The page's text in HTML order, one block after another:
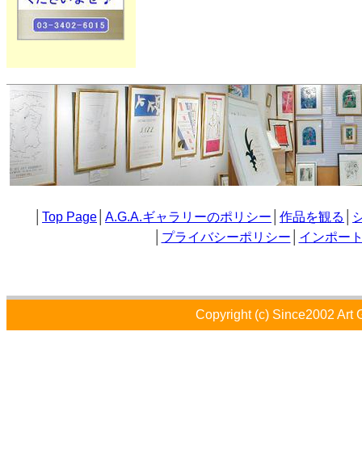
Top Page A.G.A.ギャラリーのポリシー 作品を観る
プライバシーポリシー インポー
Copyright (c) Since2002 Art